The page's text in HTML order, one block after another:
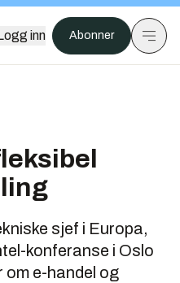
inn Abonner
sjef i Europa,
konferanse i Oslo
om e-handel og